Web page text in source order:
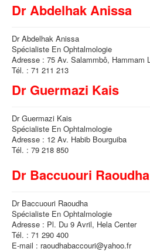
Dr Abdelhak Anissa
Dr Abdelhak Anissa
Spécialiste En Ophtalmologie
Adresse : 75 Av. Salammbô, Hammam
Tél. : 71 211 213
Dr Guermazi Kais
Dr Guermazi Kais
Spécialiste En Ophtalmologie
Adresse : 12 Av. Habib Bourguiba
Tél. : 79 218 850
Dr Baccuouri Raoudha
Dr Baccuouri Raoudha
Spécialiste En Ophtalmologie
Adresse : Pl. Du 9 Avril, Hela Center
Tél. : 71 290 400
E-mail : raoudhabaccouri@yahoo.fr